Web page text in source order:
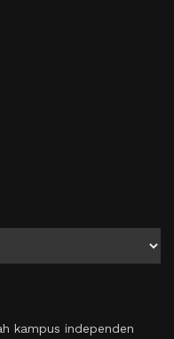
kampus independen